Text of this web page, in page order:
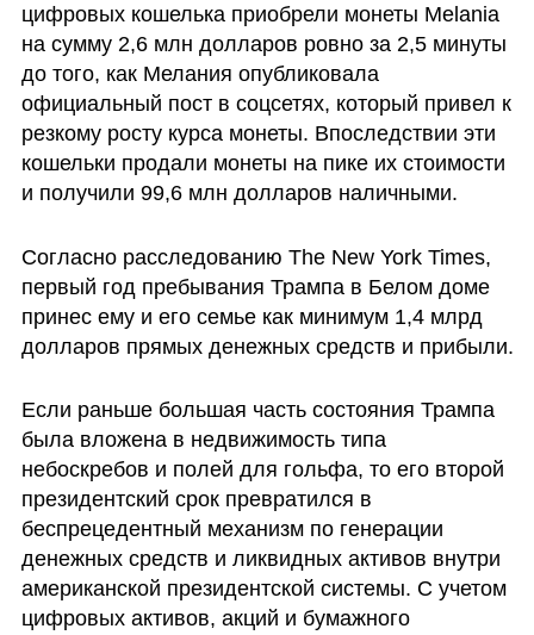
цифровых кошелька приобрели монеты Melania
на сумму 2,6 млн долларов ровно за 2,5 минуты
до того, как Мелания опубликовала
официальный пост в соцсетях, который привел к
резкому росту курса монеты. Впоследствии эти
кошельки продали монеты на пике их стоимости
и получили 99,6 млн долларов наличными.
Согласно расследованию The New York Times,
первый год пребывания Трампа в Белом доме
принес ему и его семье как минимум 1,4 млрд
долларов прямых денежных средств и прибыли.
Если раньше большая часть состояния Трампа
была вложена в недвижимость типа
небоскребов и полей для гольфа, то его второй
президентский срок превратился в
беспрецедентный механизм по генерации
денежных средств и ликвидных активов внутри
американской президентской системы. С учетом
цифровых активов, акций и бумажного